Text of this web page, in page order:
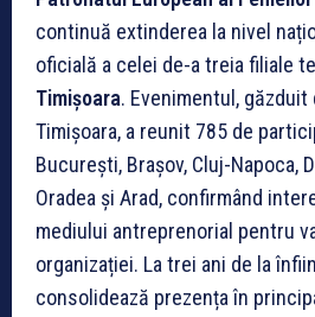
continuă extinderea la nivel
oficială a celei de-a treia filiale
Timișoara. Evenimentul,
Timișoara, a reunit 785 de
București, Brașov, Cluj-Napoca,
Oradea și Arad, confirmând
mediului antreprenorial pentru
organizației. La trei ani de la
consolidează prezența în